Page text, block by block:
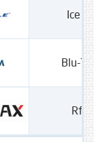
Ice
Blu-
Rf-